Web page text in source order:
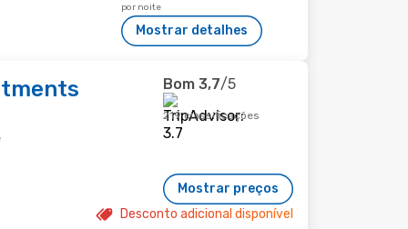
por noite
Mostrar detalhes
Bom 3,7/5
219 classificações
Mostrar preços
Desconto adicional disponível